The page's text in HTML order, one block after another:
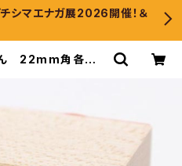
シマエナガ展2026開催！＆
22mm角各種 |